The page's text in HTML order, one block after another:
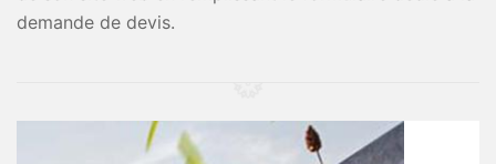
demande de devis.